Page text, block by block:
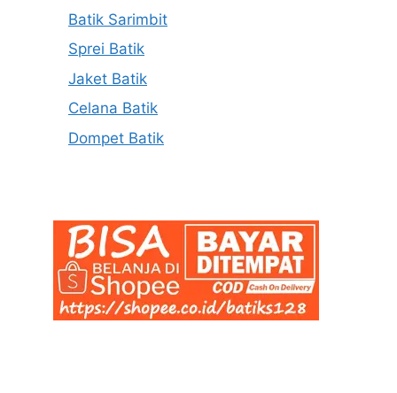
Batik Sarimbit
Sprei Batik
Jaket Batik
Celana Batik
Dompet Batik